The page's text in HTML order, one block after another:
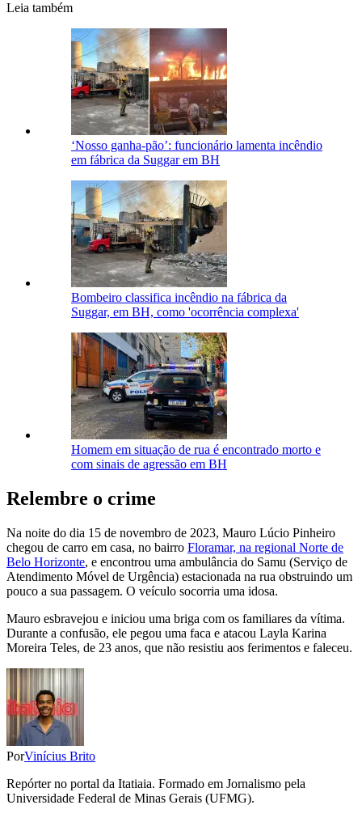
Leia também
‘Nosso ganha-pão’: funcionário lamenta incêndio
em fábrica da Suggar em BH
Bombeiro classifica incêndio na fábrica da
Suggar, em BH, como 'ocorrência complexa'
Homem em situação de rua é encontrado morto e
com sinais de agressão em BH
Relembre o crime
Na noite do dia 15 de novembro de 2023, Mauro Lúcio Pinheiro
chegou de carro em casa, no bairro Floramar, na regional Norte de
Belo Horizonte, e encontrou uma ambulância do Samu (Serviço de
Atendimento Móvel de Urgência) estacionada na rua obstruindo um
pouco a sua passagem. O veículo socorria uma idosa.
Mauro esbravejou e iniciou uma briga com os familiares da vítima.
Durante a confusão, ele pegou uma faca e atacou Layla Karina
Moreira Teles, de 23 anos, que não resistiu aos ferimentos e faleceu.
PorVinícius Brito
Repórter no portal da Itatiaia. Formado em Jornalismo pela
Universidade Federal de Minas Gerais (UFMG).